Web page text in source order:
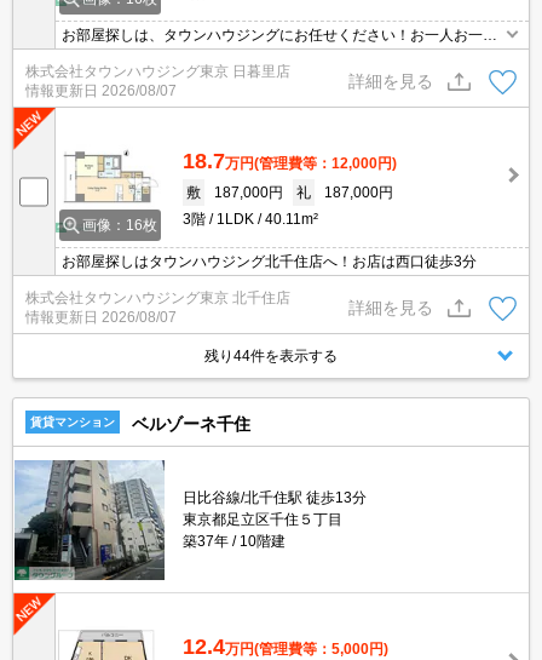
お部屋探しは、タウンハウジングにお任せください！お一人お一人
様に合ったお部屋をお探し致します。分からないことは何でもご相
談くださいませ。
株式会社タウンハウジング東京 日暮里店
情報更新日 2026/08/07
詳細を見る
画像：16枚
18.7万円(管理費等：12,000円)
敷
187,000円 礼
187,000円
3階
1LDK 40.11m²
お部屋探しはタウンハウジング北千住店へ！お店は西口徒歩3分
株式会社タウンハウジング東京 北千住店
情報更新日 2026/08/07
詳細を見る
残り44件を表示する
賃貸マンション ベルゾーネ千住
日比谷線/北千住駅 徒歩13分
東京都足立区千住５丁目
築37年
10階建
12.4万円(管理費等：5,000円)